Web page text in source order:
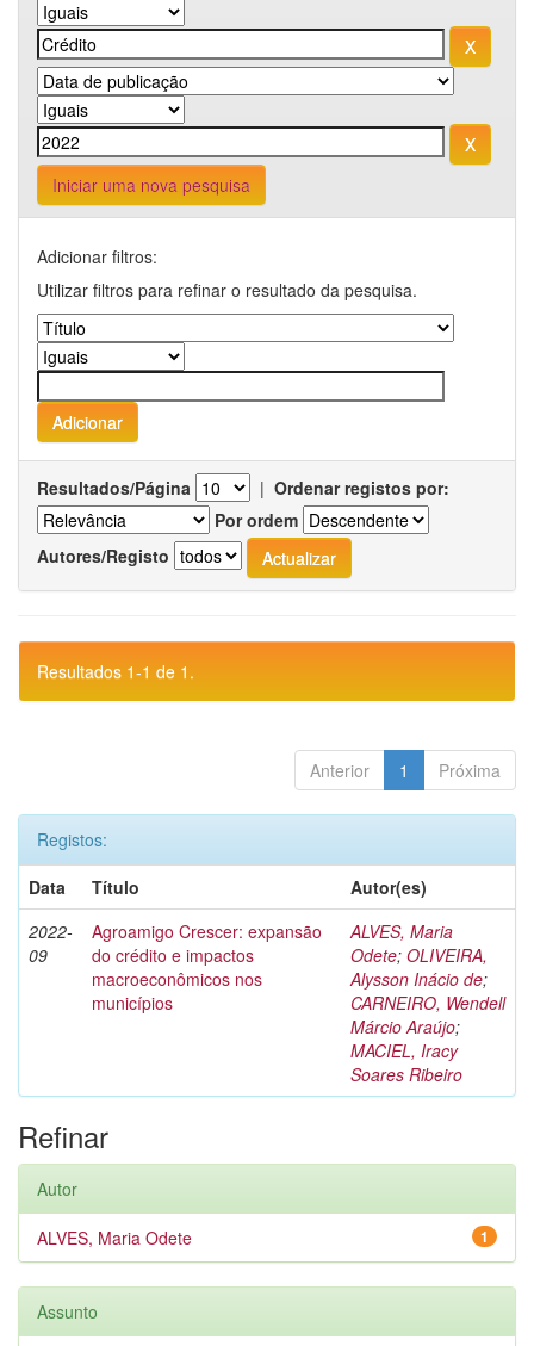
Iniciar uma nova pesquisa
Adicionar filtros:
Utilizar filtros para refinar o resultado da pesquisa.
Resultados/Página | Ordenar registos por:
Por ordem
Autores/Registo
Resultados 1-1 de 1.
Anterior 1 Próxima
Registos:
Data
Título
Autor(es)
2022-
09
Agroamigo Crescer: expansão
do crédito e impactos
macroeconômicos nos
municípios
ALVES, Maria
Odete; OLIVEIRA,
Alysson Inácio de;
CARNEIRO, Wendell
Márcio Araújo;
MACIEL, Iracy
Soares Ribeiro
Refinar
Autor
1
ALVES, Maria Odete
Assunto